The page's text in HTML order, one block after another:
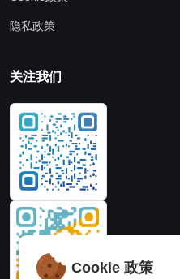
隐私政策
关注我们
Cookie 政策